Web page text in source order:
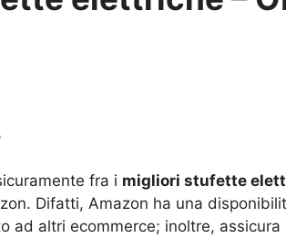
fra i migliori stufette
Difatti, Amazon ha una
ad altri ecommerce; inoltre,